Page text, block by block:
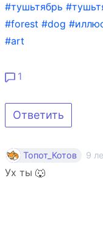
#тушьтябрь
#forest #dog
#art
1
Ответить
Топот_Котов 9
Ух ты 🐺